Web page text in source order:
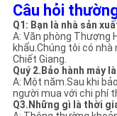
Câu hỏi
Q1: Bạn là nhà sản
A: Văn phòng Thượng
khẩu.Chúng tôi có
Chiết Giang.
Quý 2.Bảo hành máy
A: Một năm.Sau khi
người mua với chi phí
Q3.Những gì là thời